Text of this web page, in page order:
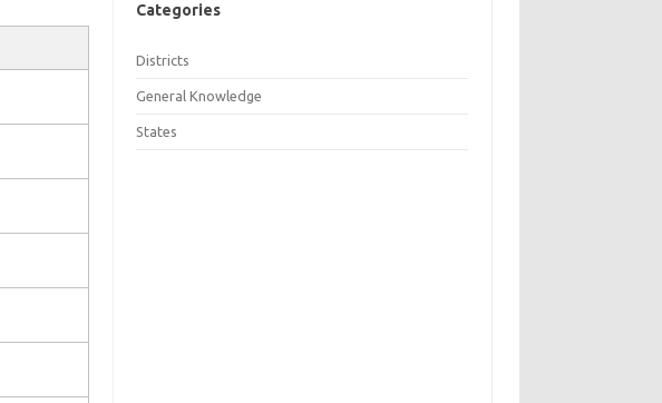
Categories
Districts
General Knowledge
States